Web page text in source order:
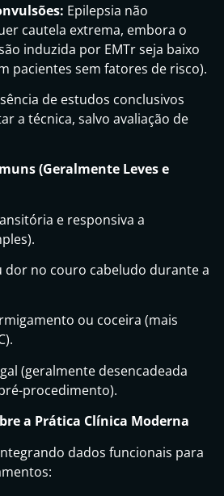
Epilepsia não
cautela extrema, embora o
induzida por EMTr seja baixo
pacientes sem fatores de risco).
de estudos conclusivos
a técnica, salvo avaliação de
(Geralmente Leves e
e responsiva a
dor no couro cabeludo durante a
ou coceira (mais
(geralmente desencadeada
procedimento).
a Prática Clínica Moderna
dados funcionais para